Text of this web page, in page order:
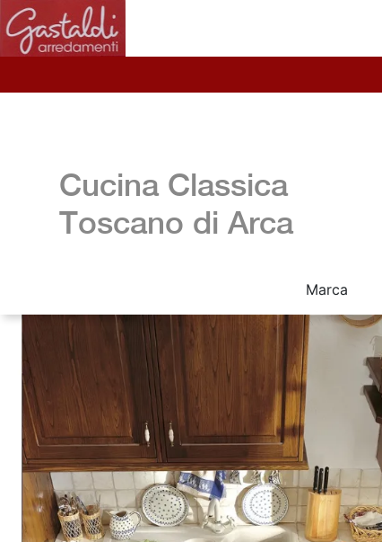
Cucina Classica
Toscano di Arca
Marca